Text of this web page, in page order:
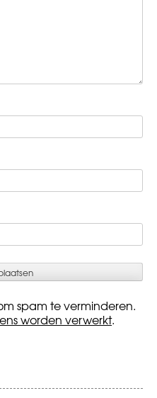
spam te verminderen.
worden verwerkt.